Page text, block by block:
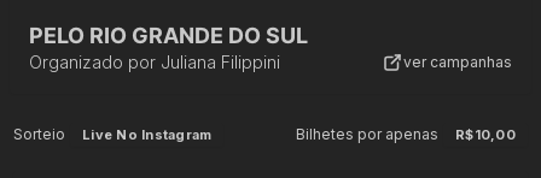
PELO RIO GRANDE DO SUL
Organizado por Juliana Filippini ver campanhas
Sorteio Live No Instagram Bilhetes por apenas R$10,00